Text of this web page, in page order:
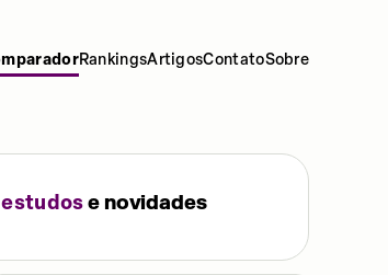
RankingsArtigosContatoSobre
estudose novidades